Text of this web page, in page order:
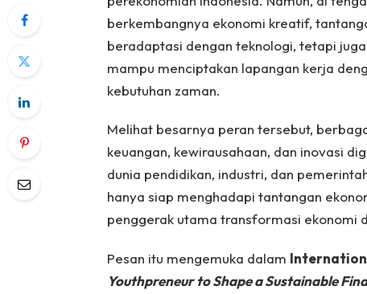
berkembangnya ekonomi kreatif,
beradaptasi dengan teknologi, tetapi
mampu menciptakan lapangan kerja
kebutuhan zaman.
Melihat besarnya peran tersebut,
keuangan, kewirausahaan, dan inovasi
dunia pendidikan, industri, dan
hanya siap menghadapi tantangan
penggerak utama transformasi ekonomi
Pesan itu mengemuka dalam
Youthpreneur to Shape a Sustainable